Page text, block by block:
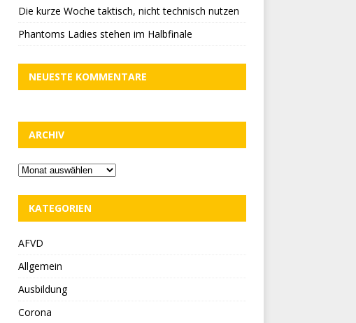
Die kurze Woche taktisch, nicht technisch nutzen
Phantoms Ladies stehen im Halbfinale
NEUESTE KOMMENTARE
ARCHIV
KATEGORIEN
AFVD
Allgemein
Ausbildung
Corona